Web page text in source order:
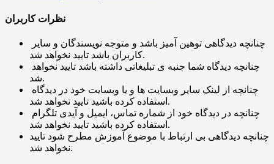
نظرات کاربران
کاربران باشد تایید نخواهد شد.
شد.
استفاده کرده باشید تایید نخواهد شد.
استفاده کرده باشید تایید نخواهد شد.
چنانچه دیدگاهی بی ارتباط با موضوع آموزش مطرح شود تایید
نخواهد شد.